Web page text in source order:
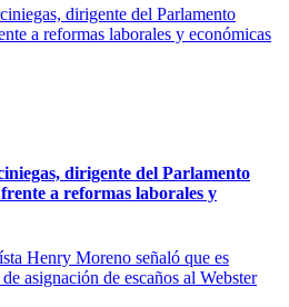
dirigente del Parlamento
a reformas laborales y